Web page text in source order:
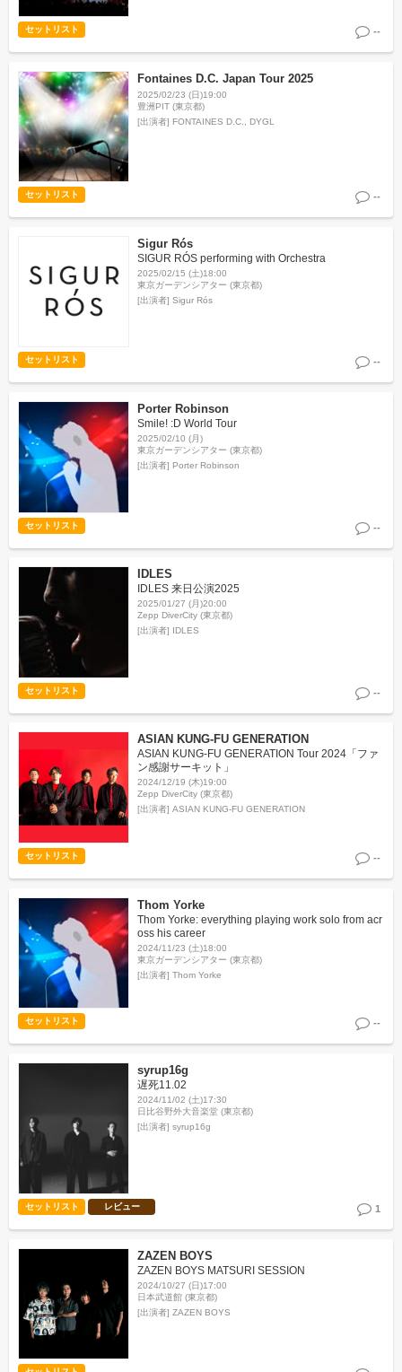
セットリスト --
Fontaines D.C. Japan Tour 2025
2025/02/23 (日)19:00
豊洲PIT (東京都)
[出演者] FONTAINES D.C., DYGL
セットリスト --
Sigur Rós
SIGUR RÓS performing with Orchestra
2025/02/15 (土)18:00
東京ガーデンシアター (東京都)
[出演者] Sigur Rós
セットリスト --
Porter Robinson
Smile! :D World Tour
2025/02/10 (月)
東京ガーデンシアター (東京都)
[出演者] Porter Robinson
セットリスト --
IDLES
IDLES 来日公演2025
2025/01/27 (月)20:00
Zepp DiverCity (東京都)
[出演者] IDLES
セットリスト --
ASIAN KUNG-FU GENERATION
ASIAN KUNG-FU GENERATION Tour 2024「ファ
ン感謝サーキット」
2024/12/19 (木)19:00
Zepp DiverCity (東京都)
[出演者] ASIAN KUNG-FU GENERATION
セットリスト --
Thom Yorke
Thom Yorke: everything playing work solo from acr
oss his career
2024/11/23 (土)18:00
東京ガーデンシアター (東京都)
[出演者] Thom Yorke
セットリスト --
syrup16g
遅死11.02
2024/11/02 (土)17:30
日比谷野外大音楽堂 (東京都)
[出演者] syrup16g
セットリスト レビュー 1
ZAZEN BOYS
ZAZEN BOYS MATSURI SESSION
2024/10/27 (日)17:00
日本武道館 (東京都)
[出演者] ZAZEN BOYS